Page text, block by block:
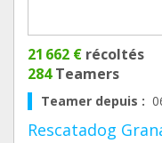
21 662 € récoltés
284Teamers
Teamer depuis :
Rescatadog